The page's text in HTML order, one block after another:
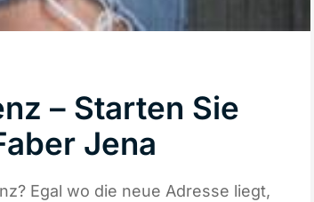
– Starten Sie
Jena
Egal wo die neue Adresse liegt,